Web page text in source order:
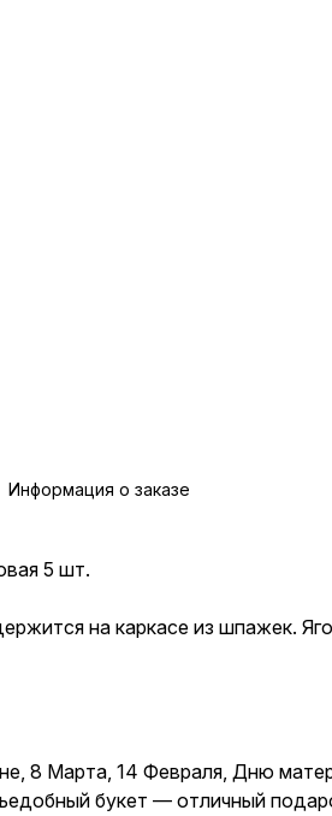
Информация о заказе
5 шт.
на каркасе из шпажек.
8 Марта, 14 Февраля, Дню
букет — отличный